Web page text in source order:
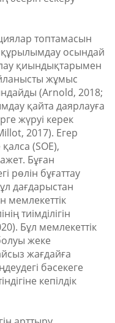
топтамасын
осындай
қиындықтарымен
жұмыс
(Arnold, 2018;
қайта даярлауға
жүруі керек
2017). Егер
(SOE),
Бұған
рөлін бұғаттау
дағдарыстан
мемлекеттік
тиімділігін
Бұл мемлекеттік
жеке
жағдайға
бәсекеге
кепілдік